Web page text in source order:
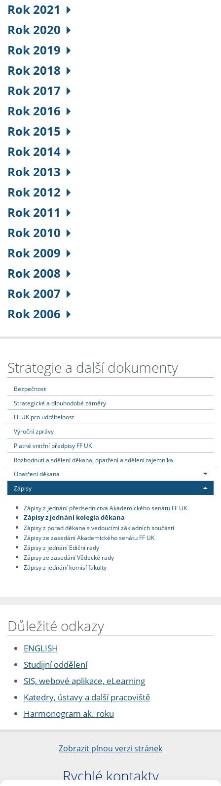
Rok 2021
Rok 2020
Rok 2019
Rok 2018
Rok 2017
Rok 2016
Rok 2015
Rok 2014
Rok 2013
Rok 2012
Rok 2011
Rok 2010
Rok 2009
Rok 2008
Rok 2007
Rok 2006
Strategie a další dokumenty
Bezpečnost
Strategické a dlouhodobé záměry
FF UK pro udržitelnost
Výroční zprávy
Platné vnitřní předpisy FF UK
Rozhodnutí a sdělení děkana, opatření a sdělení tajemníka
Opatření děkana
Zápisy
Zápisy z jednání předsednictva Akademického senátu FF UK
Zápisy z jednání kolegia děkana
Zápisy z porad děkana s vedoucími základních součástí
Zápisy ze zasedání Akademického senátu FF UK
Zápisy z jednání Ediční rady
Zápisy ze zasedání Vědecké rady
Zápisy z jednání komisí fakulty
Důležité odkazy
ENGLISH
Studijní oddělení
SIS, webové aplikace, eLearning
Katedry, ústavy a další pracoviště
Harmonogram ak. roku
Zobrazit plnou verzi stránek
Rychlé kontakty